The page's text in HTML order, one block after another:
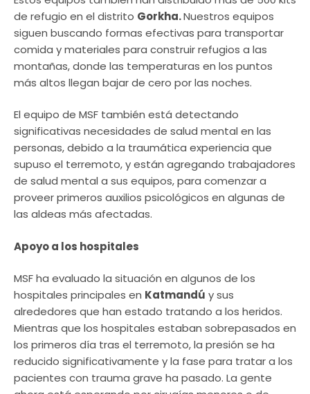
de refugio en el distrito Gorkha.Nuestros equipos
siguen buscando formas efectivas para transportar
comida y materiales para construir refugios a las
montañas, donde las temperaturas en los puntos
más altos llegan bajar de cero por las noches.
El equipo de MSF también está detectando
significativas necesidades de salud mental en las
personas, debido a la traumática experiencia que
supuso el terremoto, y están agregando trabajadores
de salud mental a sus equipos, para comenzar a
proveer primeros auxilios psicológicos en algunas de
las aldeas más afectadas.
Apoyo a los hospitales
MSF ha evaluado la situación en algunos de los
hospitales principales en Katmandú y sus
alrededores que han estado tratando a los heridos.
Mientras que los hospitales estaban sobrepasados en
los primeros día tras el terremoto, la presión se ha
reducido significativamente y la fase para tratar a los
pacientes con trauma grave ha pasado. La gente